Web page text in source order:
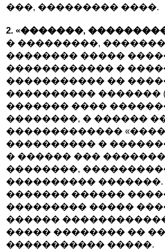
���, ��������� ����.
2. «�������,
� ���������,
�������� �����
������������ �
����������� ��
���������� �������
������� ����
��������, � ������
�������������
���������� �
� ������ ���
��������,
���������� �������.
������� ������
��������� �����
������
����� �������� ��
����������� �����.